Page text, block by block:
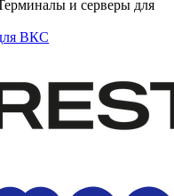
и серверы для
ВКС